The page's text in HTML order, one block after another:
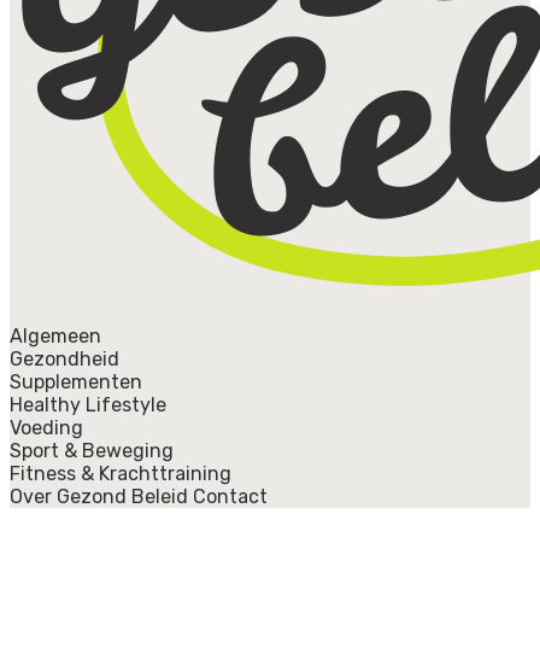
Algemeen
Gezondheid
Supplementen
Healthy Lifestyle
Voeding
Sport & Beweging
Fitness & Krachttraining
Over Gezond Beleid Contact